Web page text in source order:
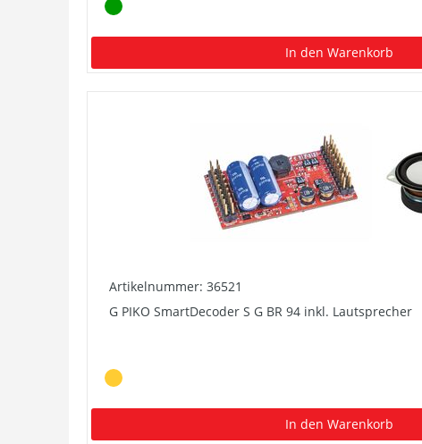
In den Warenkorb
Artikelnummer: 36521
G PIKO SmartDecoder S G BR 94 inkl. Lautsprecher
In den Warenkorb